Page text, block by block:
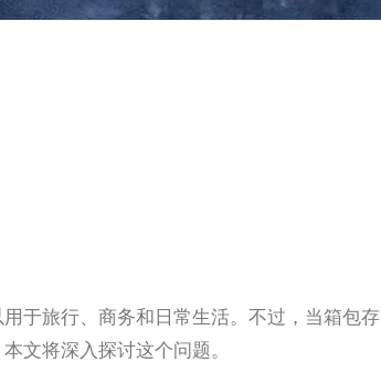
于旅行、商务和日常生活。不过，当箱包存
文将深入探讨这个问题。